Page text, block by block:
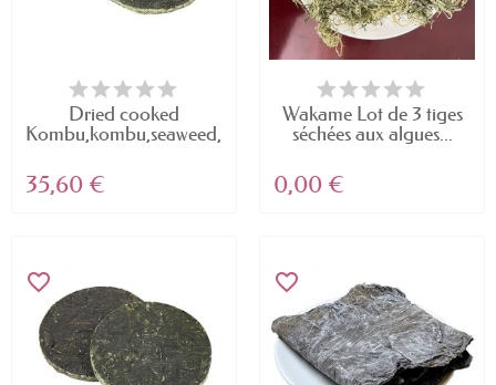
Dried cooked
Kombu,kombu,seaweed,kelp...
35,60 €
Wakame Lot de 3 tiges
séchées aux algues...
0,00 €
favorite_border favorite_border